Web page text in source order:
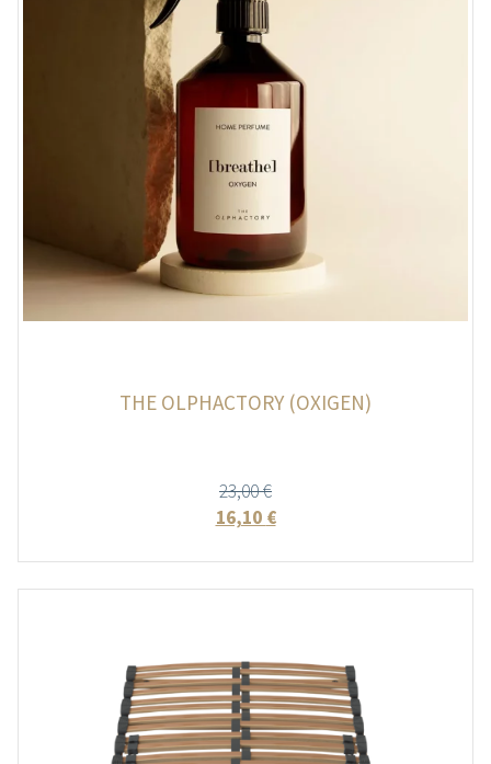
THE OLPHACTORY (OXIGEN)
23,00€
16,10 €